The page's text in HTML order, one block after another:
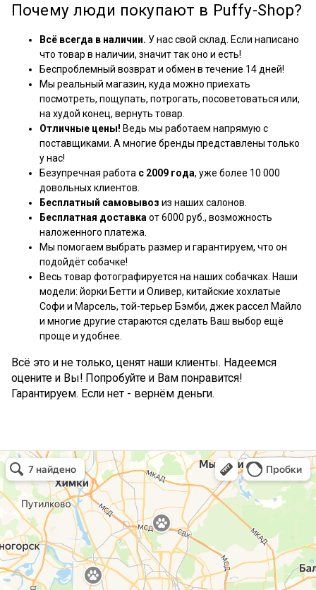
Почему люди покупают в Puffy-Shop?
Всё всегда в наличии. У нас свой склад. Если написано
что товар в наличии, значит так оно и есть!
Беспроблемный возврат и обмен в течение 14 дней!
Мы реальный магазин, куда можно приехать
посмотреть, пощупать, потрогать, посоветоваться или,
на худой конец, вернуть товар.
Отличные цены! Ведь мы работаем напрямую с
поставщиками. А многие бренды представлены только
у нас!
Безупречная работа с 2009 года, уже более 10 000
довольных клиентов.
Бесплатный самовывоз из наших салонов.
Бесплатная доставка от 6000 руб., возможность
наложенного платежа.
Мы помогаем выбрать размер и гарантируем, что он
подойдёт собачке!
Весь товар фотографируется на наших собачках. Наши
модели: йорки Бетти и Оливер, китайские хохлатые
Софи и Марсель, той-терьер Бэмби, джек рассел Майло
и многие другие стараются сделать Ваш выбор ещё
проще и удобнее.
Всё это и не только, ценят наши клиенты. Надеемся
оцените и Вы! Попробуйте и Вам понравится!
Гарантируем. Если нет - вернём деньги.